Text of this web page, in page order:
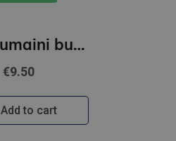
Noslēpumaini burvīgā Manga. Krāsojamā grāmata
€9.50
Add to cart